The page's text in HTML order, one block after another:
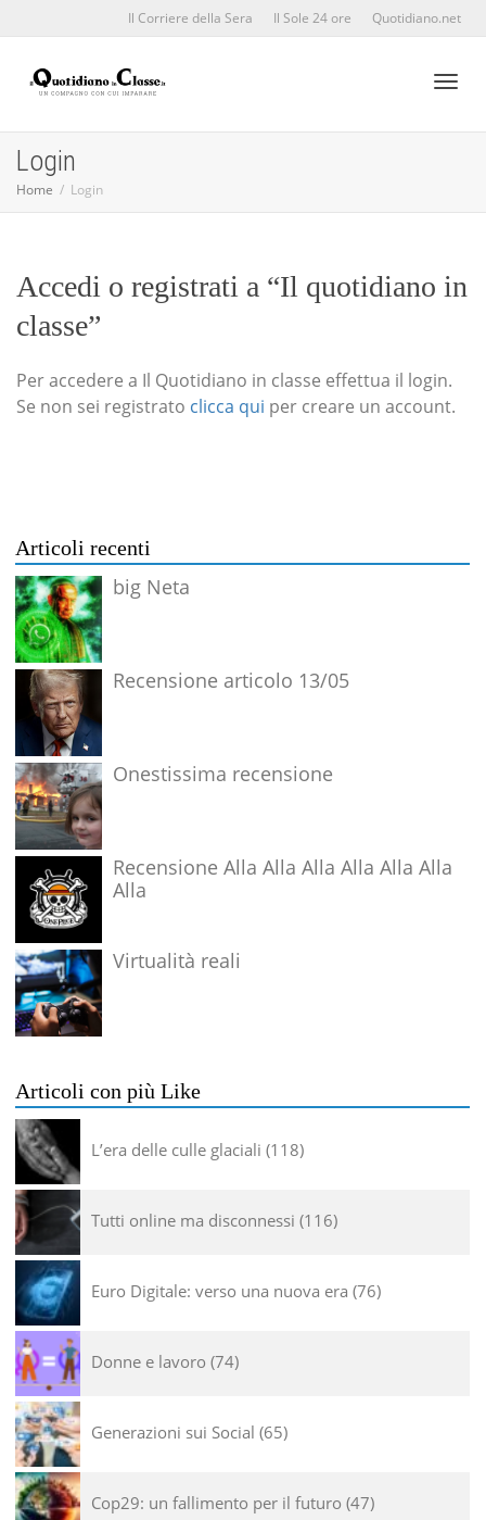
Il Corriere della Sera Il Sole 24 ore Quotidiano.net
Login
Home Login
Accedi o registrati a “Il quotidiano in
classe”
Per accedere a Il Quotidiano in classe effettua il login.
Se non sei registrato clicca qui per creare un account.
Articoli recenti
big Neta
Recensione articolo 13/05
Onestissima recensione
Recensione Alla Alla Alla Alla Alla Alla
Alla
Virtualità reali
Articoli con più Like
L’era delle culle glaciali 118
Tutti online ma disconnessi 116
Euro Digitale: verso una nuova era 76
Donne e lavoro 74
Generazioni sui Social 65
Cop29: un fallimento per il futuro 47